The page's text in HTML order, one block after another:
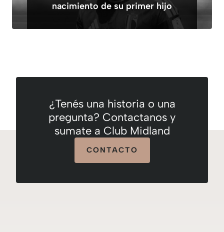
nacimiento de su primer hijo
¿Tenés una historia o una
pregunta? Contactanos y
sumate a Club Midland
CONTACTO